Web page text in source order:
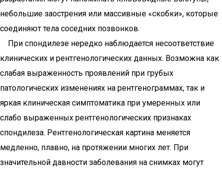
небольшие заострения или массивные «скобки», которые
соединяют тела соседних позвонков.
При спондилезе нередко наблюдается несоответствие
клинических и рентгенологических данных. Возможна как
слабая выраженность проявлений при грубых
патологических изменениях на рентгенограммах, так и
яркая клиническая симптоматика при умеренных или
слабо выраженных рентгенологических признаках
спондилеза. Рентгенологическая картина меняется
медленно, плавно, на протяжении многих лет. При
значительной давности заболевания на снимках могут